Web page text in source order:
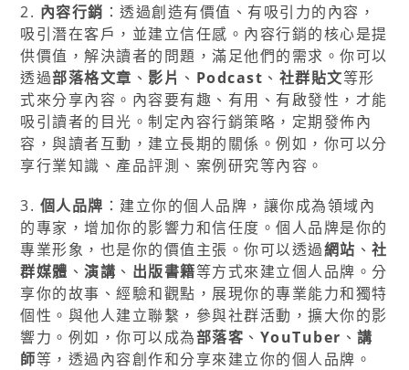
2. 內容行銷 ：透過創造有價值、有吸引力的內容，
吸引潛在客戶，並建立信任感。內容行銷的核心是提
供價值，解決讀者的問題，滿足他們的需求。你可以
透過部落格文章 、 影片 、 Podcast 、 社群貼文等形
式來分享內容。內容要有趣、有用、有啟發性，才能
吸引讀者的目光。制定內容行銷策略，定期發佈內
容，與讀者互動，建立長期的關係。例如，你可以分
享行業知識、產品評測、案例研究等內容。
3. 個人品牌 ：建立你的個人品牌，讓你成為領域內
的專家，增加你的影響力和信任度。個人品牌是你的
專業形象，也是你的價值主張。你可以透過網站 、社
群媒體 、演講 、 出版書籍等方式來建立個人品牌。分
享你的故事、經驗和觀點，展現你的專業能力和獨特
個性。與他人建立聯繫，參與社群活動，擴大你的影
響力。例如，你可以成為部落客 、 YouTuber 、講
師等，透過內容創作和分享來建立你的個人品牌。